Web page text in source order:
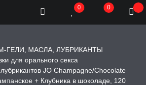
0 0
ГЕЛИ, МАСЛА, ЛУБРИКАНТЫ
для орального секса
JO Champagne/Chocolate
+ Клубника в шоколаде, 120